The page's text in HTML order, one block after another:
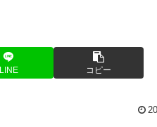
LINE コピー